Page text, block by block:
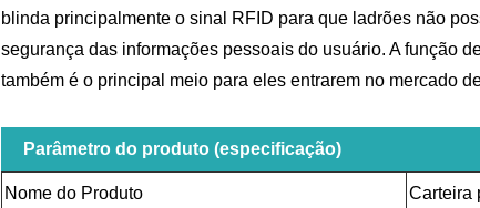
blinda principalmente o sinal RFID para que ladrões não
segurança das informações pessoais do usuário. A função
também é o principal meio para eles entrarem no mercado
Parâmetro do produto (especificação)
Nome do Produto Carteira